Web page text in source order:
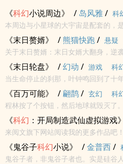
《科幻小说周边》 / 岛风雅/ 科
本周边与小星球的大宇宙是配套的，
作品<br>本站提示：各位书友要是觉
请不要忘记向您QQ群和微博里的朋
《末日赘婿》 / 熊猫快跑/ 悬疑
幻未来
关于末日赘婿：末日女婿大翻身，逆
憾，危途上路有良人，小人物的末日
《末日轮盘》 /幻动 / 游戏 科
情
都市
当生命停止的刹那，叶钟鸣回到了十
午。 是上天对自己的眷顾？还是又
一次残酷冰冷的末世吗？ 叶钟鸣
《百万可能》 /翩鹊/ 玄幻 科
程林按了个按钮，然后地球就毁灭了
海洋重现，又过了十年，陆地发生了
拔地而起，海洋里诞生了真核生物。
《科幻 ：开局制造武仙虚拟游戏》
小说
来阅文旗下网站阅读我的更多作品吧
觉得《科幻：开局制造武仙虚拟游戏
群和微博里的朋友推荐哦！
《鬼谷子科幻小说》 /金普西/
鬼谷子者，非鬼谷子者也。实是硅谷